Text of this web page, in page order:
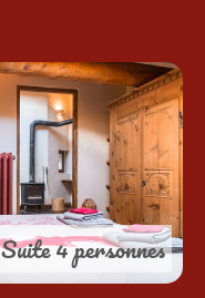
Suite 4 personnes